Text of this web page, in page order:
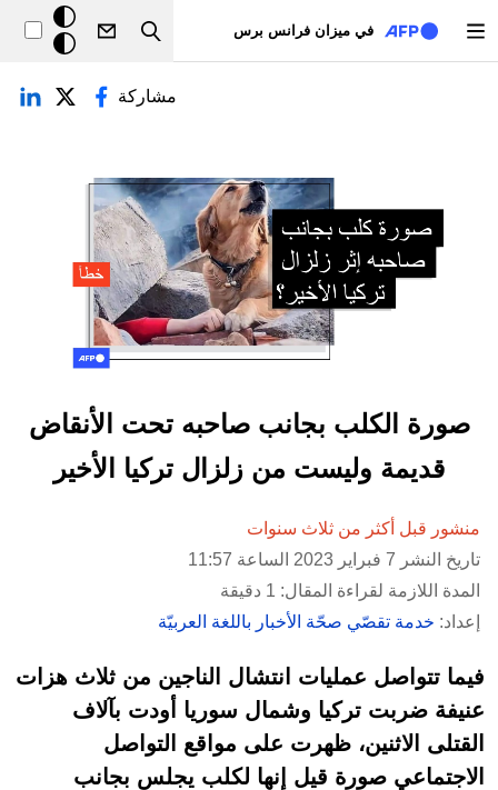
في ميزان فرانس برس
Search
خلفيّة
داكنة
التبويبات الأساسية
مشاركة
صورة الكلب بجانب صاحبه تحت الأنقاض
قديمة وليست من زلزال تركيا الأخير
منشور قبل أكثر من ثلاث سنوات
تاريخ النشر 7 فبراير 2023 الساعة 11:57
المدة اللازمة لقراءة المقال: 1 دقيقة
إعداد: خدمة تقصّي صحّة الأخبار باللغة العربيّة
فيما تتواصل عمليات انتشال الناجين من ثلاث هزات
عنيفة ضربت تركيا وشمال سوريا أودت بآلاف
القتلى الاثنين، ظهرت على مواقع التواصل
الاجتماعي صورة قيل إنها لكلب يجلس بجانب